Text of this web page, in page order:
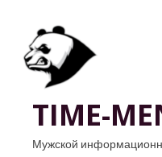
TIME-
Мужской